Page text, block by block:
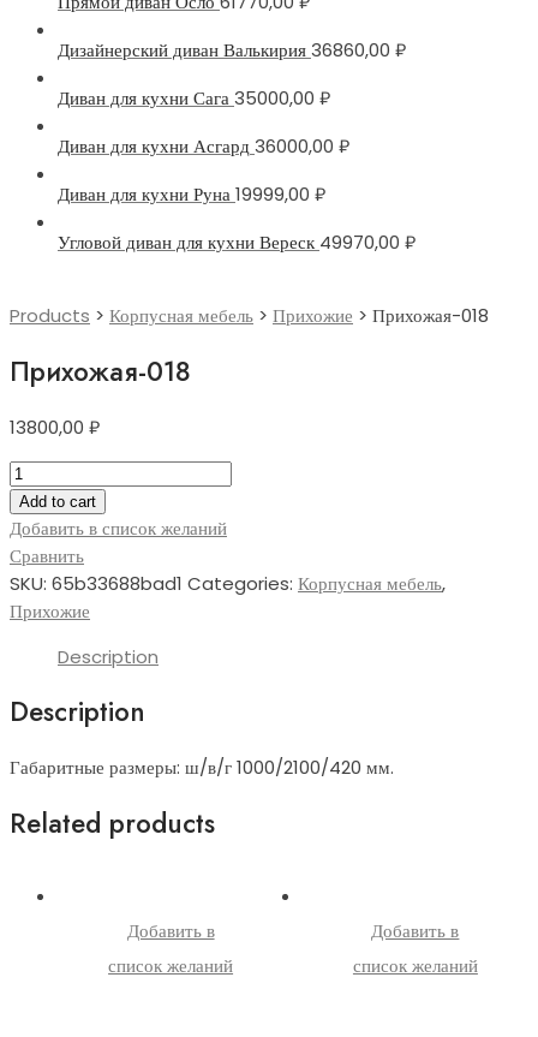
Дизайнерский диван Валькирия36860,00 ₽
Диван для кухни Сага35000,00 ₽
Диван для кухни Асгард36000,00 ₽
Диван для кухни Руна19999,00 ₽
Угловой диван для кухни Вереск 49970,00 ₽
Products > Корпусная мебель > Прихожие > Прихожая-018
Прихожая-018
13800,00 ₽
Прихожая-018
quantity
Add to cart
Добавить в список желаний
Сравнить
SKU: 65b33688bad1 Categories: Корпусная мебель,
Прихожие
Description
Description
Габаритные размеры: ш/в/г 1000/2100/420 мм.
Related products
Добавить в
список желаний
Добавить в
список желаний